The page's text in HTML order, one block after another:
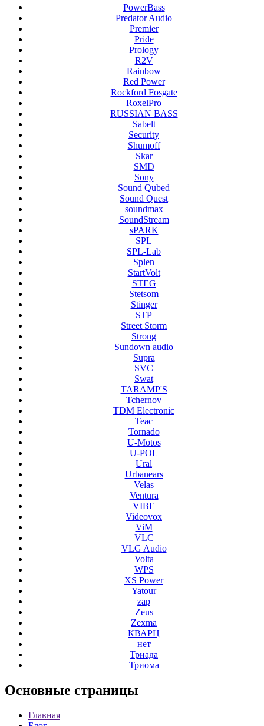
PowerBass
Predator Audio
Premier
Pride
Prology
R2V
Rainbow
Red Power
Rockford Fosgate
RoxelPro
RUSSIAN BASS
Sabelt
Security
Shumoff
Skar
SMD
Sony
Sound Qubed
Sound Quest
soundmax
SoundStream
sPARK
SPL
SPL-Lab
Splen
StartVolt
STEG
Stetsom
Stinger
STP
Street Storm
Strong
Sundown audio
Supra
SVC
Swat
TARAMP'S
Tchernov
TDM Electronic
Teac
Tornado
U-Motos
U-POL
Ural
Urbanears
Velas
Ventura
VIBE
Videovox
ViM
VLC
VLG Audio
Volta
WPS
XS Power
Yatour
zap
Zeus
Zexma
КВАРЦ
нет
Триада
Триома
Основные страницы
Главная